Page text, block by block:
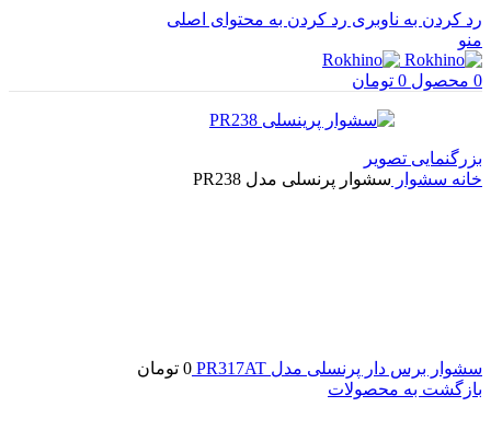
رد کردن به ناوبری رد کردن به محتوای اصلی
منو
0 محصول 0 تومان
بزرگنمایی تصویر
خانه سشوار سشوار پرنسلی مدل PR238
سشوار برس دار پرنسلی مدل PR317AT 0 تومان
بازگشت به محصولات